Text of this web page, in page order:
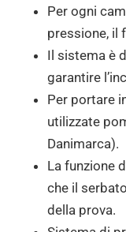
Per ogni
pressione, il
Il sistema è
garantire
Per portare
utilizzate
Danimarca).
La funzione
che il
della prova.